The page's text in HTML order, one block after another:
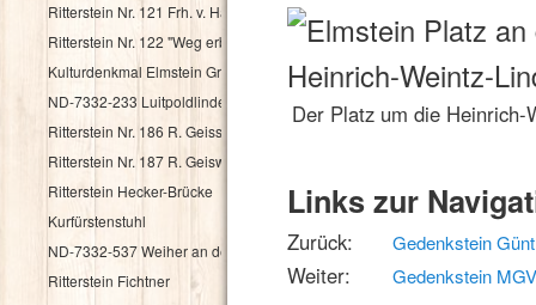
Ritterstein Nr. 121 Frh. v. Haacke Holsriese
Ritterstein Nr. 122 "Weg erbaut Frh. v. Hacke 1737"
Kulturdenkmal Elmstein Grenzstein
ND-7332-233 Luitpoldlinde
Ritterstein Nr. 186 R. Geisskopferhof
Ritterstein Nr. 187 R. Geiswieserhof
Ritterstein Hecker-Brücke
Kurfürstenstuhl
ND-7332-537 Weiher an der Speyerbachquelle
Ritterstein Fichtner
Der Platz um die Heinrich-
Links zur
Zurück: Gedenkstein
Weiter: Gedenkstein